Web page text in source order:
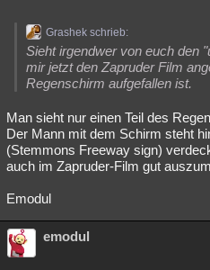
Grashek schrieb:
Sieht irgendwer von euch den
mir jetzt den Zapruder Film
Regenschirm aufgefallen ist.
Man sieht nur einen Teil des
Der Mann mit dem Schirm steht
(Stemmons Freeway sign)
auch im Zapruder-Film gut
Emodul
emodul